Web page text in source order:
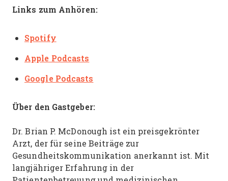
Links zum Anhören:
Spotify
Apple Podcasts
Google Podcasts
Über den Gastgeber:
Dr. Brian P. McDonough ist ein preisgekrönter
Arzt, der für seine Beiträge zur
Gesundheitskommunikation anerkannt ist. Mit
langjähriger Erfahrung in der